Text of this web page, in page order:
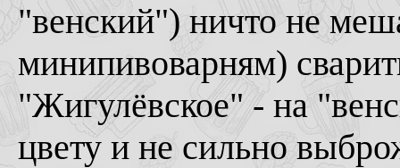
"венский") ничто не
минипивоварням)
"Жигулёвское" - на
цвету и не сильно